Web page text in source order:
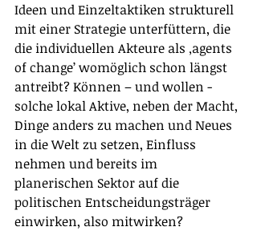
Ideen und Einzeltaktiken strukturell
mit einer Strategie unterfüttern, die
die individuellen Akteure als ‚agents
of change’ womöglich schon längst
antreibt? Können – und wollen -
solche lokal Aktive, neben der Macht,
Dinge anders zu machen und Neues
in die Welt zu setzen, Einfluss
nehmen und bereits im
planerischen Sektor auf die
politischen Entscheidungsträger
einwirken, also mitwirken?